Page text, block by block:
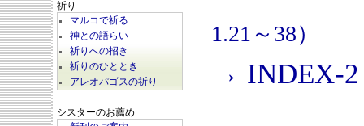
祈り
マルコで祈る
神との語らい
祈りへの招き
祈りのひととき
アレオパゴスの祈り
シスターのお薦め
1.21～38）
→ INDEX-2